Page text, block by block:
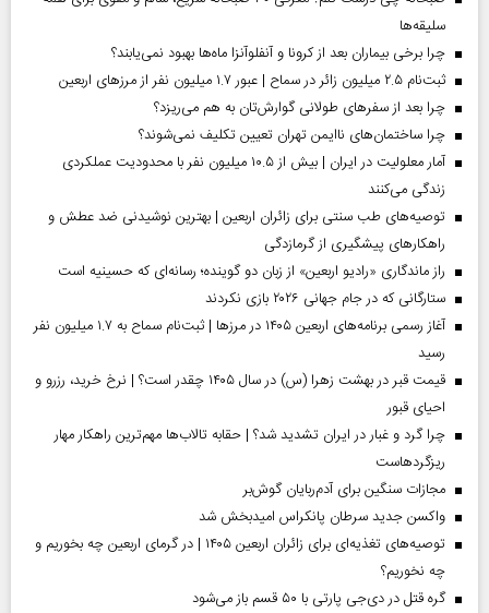
سلیقه‌ها
چرا برخی بیماران بعد از کرونا و آنفلوآنزا ماه‌ها بهبود نمی‌یابند؟
ثبت‌نام ۲.۵ میلیون زائر در سماح | عبور ۱.۷ میلیون نفر از مرز‌های اربعین
چرا بعد از سفرهای طولانی گوارش‌تان به هم می‌ریزد؟
چرا ساختمان‌های ناایمن تهران تعیین تکلیف نمی‌شوند؟
آمار معلولیت در ایران | بیش از ۱۰.۵ میلیون نفر با محدودیت عملکردی
زندگی می‌کنند
توصیه‌های طب سنتی برای زائران اربعین | بهترین نوشیدنی ضد عطش و
راهکارهای پیشگیری از گرمازدگی
راز ماندگاری «رادیو اربعین» از زبان دو گوینده؛ رسانه‌ای که حسینیه است
ستارگانی که در جام جهانی ۲۰۲۶ بازی نکردند
آغاز رسمی برنامه‌های اربعین ۱۴۰۵ در مرز‌ها | ثبت‌نام سماح به ۱.۷ میلیون نفر
رسید
قیمت قبر در بهشت زهرا (س) در سال ۱۴۰۵ چقدر است؟ | نرخ خرید، رزرو و
احیای قبور
چرا گرد و غبار در ایران تشدید شد؟ | حقابه تالاب‌ها مهم‌ترین راهکار مهار
ریزگردهاست
مجازات سنگین برای آدم‌ربایان گوش‌بر
واکسن جدید سرطان پانکراس امیدبخش شد
توصیه‌های تغذیه‌ای برای زائران اربعین ۱۴۰۵ | در گرمای اربعین چه بخوریم و
چه نخوریم؟
گره قتل در دی‌جی پارتی با ۵۰ قسم باز می‌شود